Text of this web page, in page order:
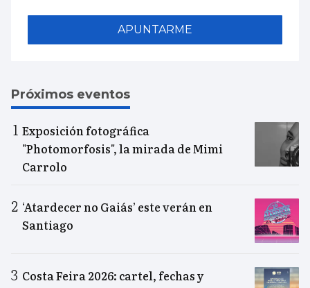
APUNTARME
Próximos eventos
Exposición fotográfica
"Photomorfosis", la mirada de Mimi
Carrolo
‘Atardecer no Gaiás’ este verán en
Santiago
Costa Feira 2026: cartel, fechas y